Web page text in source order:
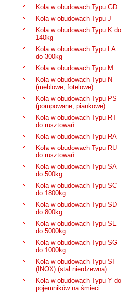
Koła w obudowach Typu GD
Koła w obudowach Typu J
Koła w obudowach Typu K do
140kg
Koła w obudowach Typu LA
do 300kg
Koła w obudowach Typu M
Koła w obudowach Typu N
(meblowe, fotelowe)
Koła w obudowach Typu PS
(pompowane, piankowe)
Koła w obudowach Typu RT
do rusztowań
Koła w obudowach Typu RA
Koła w obudowach Typu RU
do rusztowań
Koła w obudowach Typu SA
do 500kg
Koła w obudowach Typu SC
do 1800kg
Koła w obudowach Typu SD
do 800kg
Koła w obudowach Typu SE
do 5000kg
Koła w obudowach Typu SG
do 1000kg
Koła w obudowach Typu SI
(INOX) (stal nierdzewna)
Koła w obudowach Typu Y do
pojemników na śmieci